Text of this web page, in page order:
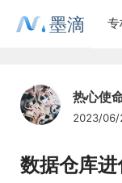
墨滴 专
热心使
2023/06/
数据仓库